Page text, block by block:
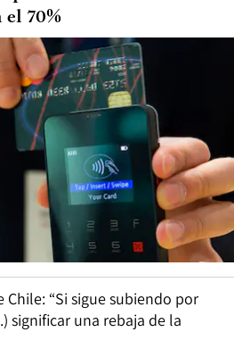
el 70%
“Si sigue subiendo por
significar una rebaja de la